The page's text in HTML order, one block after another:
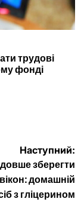
трудові
фонді
Наступний:
зберегти
домашній
з гліцерином